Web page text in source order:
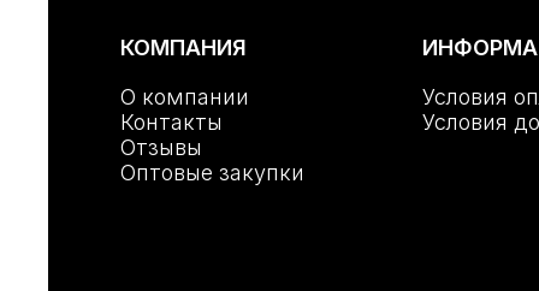
КОМПАНИЯ
О компании
Контакты
Отзывы
Оптовые закупки
Условия
Условия